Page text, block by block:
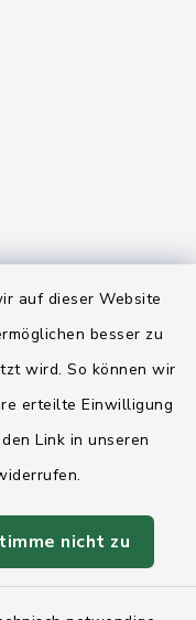
auf dieser Website
besser zu
wird. So können wir
erteilte Einwilligung
Link in unseren
nicht zu